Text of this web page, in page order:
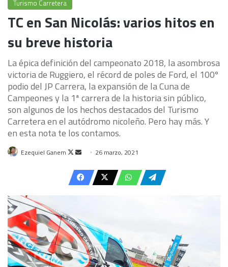
Turismo Carretera
TC en San Nicolás: varios hitos en
su breve historia
La épica definición del campeonato 2018, la asombrosa
victoria de Ruggiero, el récord de poles de Ford, el 100º
podio del JP Carrera, la expansión de la Cuna de
Campeones y la 1ª carrera de la historia sin público,
son algunos de los hechos destacados del Turismo
Carretera en el autódromo nicoleño. Pero hay más. Y
en esta nota te los contamos.
Ezequiel Ganem
Follow
X
Send
email
26 marzo, 2021